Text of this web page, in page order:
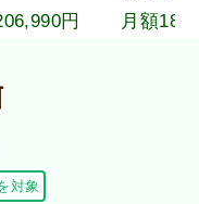
対象
円
月額